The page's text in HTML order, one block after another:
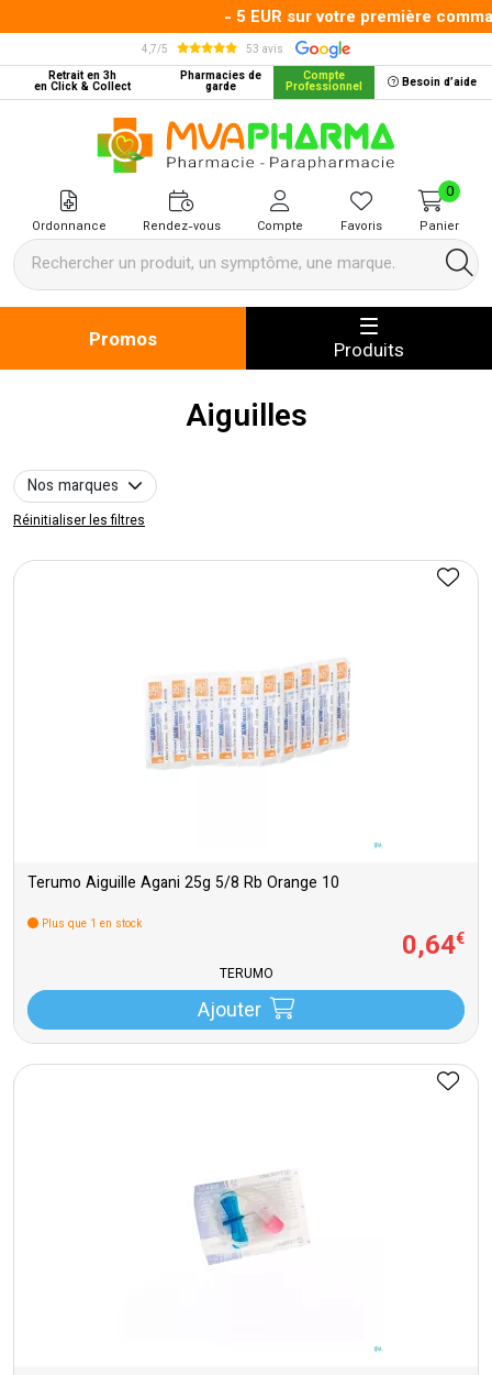
- 5 EUR sur votre première
4,7/5
53 avis
Retrait en 3h
en Click & Collect
Pharmacies de
garde
Compte
Professionnel Besoin d’aide
MVA Pharma Votre pharmacie
Ordonnance Rendez-vous Compte Favoris Panier
0
Promos Produits
Aiguilles
Nos marques
Réinitialiser les filtres
Terumo Aiguille Agani 25g 5/8 Rb Orange 10
Plus que 1 en stock
0,64€
TERUMO
Ajouter